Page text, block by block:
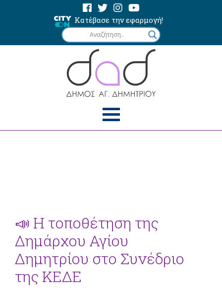
Κατέβασε την εφαρμογή!
📣 Η τοποθέτηση της
Δημάρχου Αγίου
Δημητρίου στο Συνέδριο
της ΚΕΔΕ